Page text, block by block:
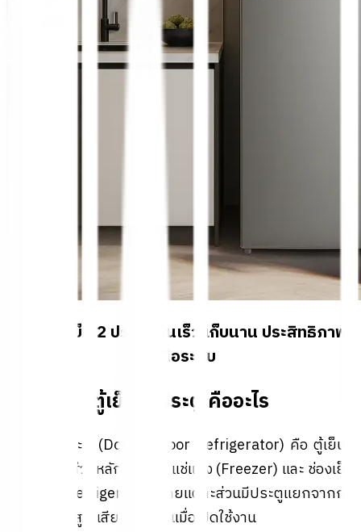
CHiQ ตู้เย็น 2 ประตู เย็นเร็ว เก็บนาน ประสิทธิภาพ
เหนือระดับ
ตู้เย็น 2 ประตู คืออะไร
ตู้เย็น 2 ประตู (Double Door Refrigerator) คือ ตู้เย็นที่
แบ่งเป็น 2 ส่วนหลัก คือ ช่องแช่แข็ง (Freezer) และ ช่องเย็น
ธรรมดา (Refrigerator) โดยแต่ละส่วนมีประตูแยกจากกัน
ช่วยลดการสูญเสียความเย็นเมื่อเปิดใช้งาน